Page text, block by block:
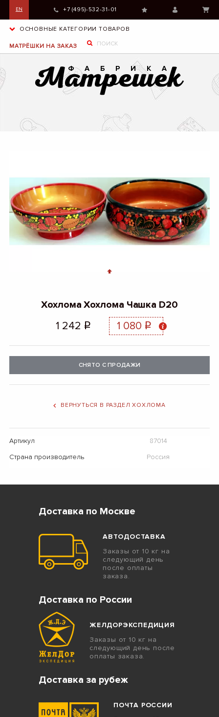
EN +7 (495)-532-31-01
ОСНОВНЫЕ КАТЕГОРИИ ТОВАРОВ
МАТРЁШКИ НА ЗАКАЗ
Хохлома Хохлома Чашка D20
1 242 q 1 080 q
СНЯТО С ПРОДАЖИ
ВЕРНУТЬСЯ В РАЗДЕЛ ХОХЛОМА
Артикул
87014
Страна производитель
Россия
Доставка по Москве
АВТОДОСТАВКА
Заказы от 10 кг на
следующий день
после оплаты
заказа.
Доставка по России
ЖЕЛДОРЭКСПЕДИЦИЯ
Заказы от 10 кг на
следующий день после
оплаты заказа.
Доставка за рубеж
ПОЧТА РОССИИ